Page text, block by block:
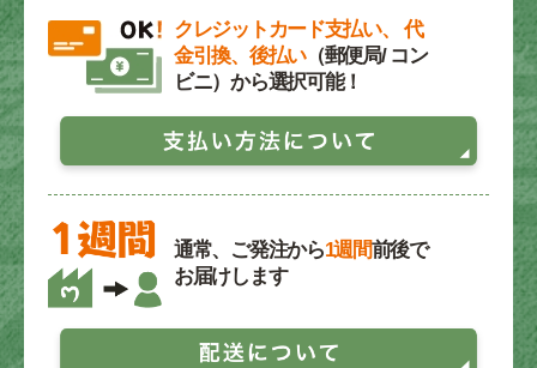
クレジットカード支払い、 代
金引換、後払い（郵便局/ コン
ビニ）から選択可能！
通常、ご発注から1週間前後で
お届けします